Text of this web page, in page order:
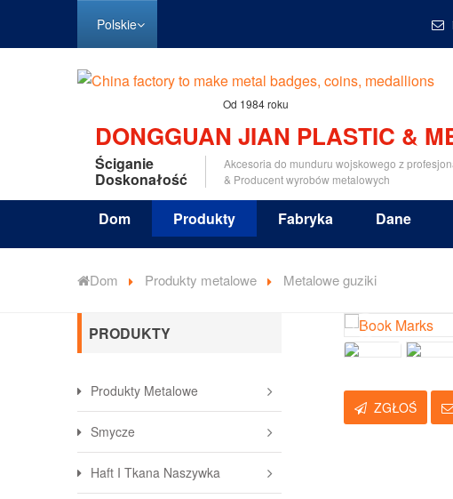
Polskie
Od 1984 roku
DONGGUAN JIAN PLASTIC &
Ściganie
Doskonałość
Akcesoria do munduru wojskowego z
& Producent wyrobów metalowych
Dom Produkty Fabryka Dane
Dom Produkty metalowe Metalowe guziki
PRODUKTY
Produkty Metalowe
Smycze
Haft I Tkana Naszywka
ZGŁOŚ